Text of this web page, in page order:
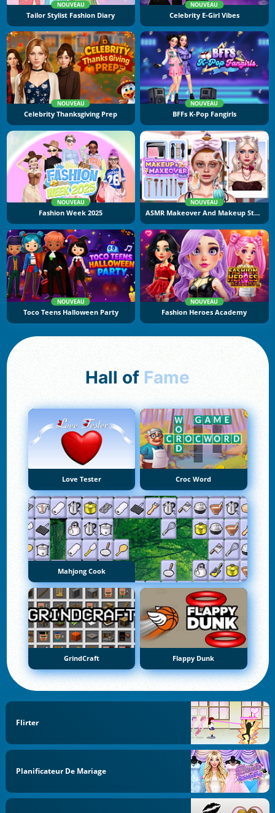
NOUVEAU
Tailor Stylist Fashion Diary
NOUVEAU
Celebrity E-Girl Vibes
NOUVEAU
Celebrity Thanksgiving Prep
NOUVEAU
BFFs K-Pop Fangirls
NOUVEAU
Fashion Week 2025
NOUVEAU
ASMR Makeover And Makeup Studio
NOUVEAU
Toco Teens Halloween Party
NOUVEAU
Fashion Heroes Academy
Hall of Fame
Love Tester Croc Word
Mahjong Cook
GrindCraft Flappy Dunk
Flirter
Planificateur De Mariage